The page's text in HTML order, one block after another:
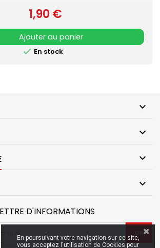
de mastication...
Prix
1,90 €
Ajouter au panier
 En stock




D'INFORMATIONS
En poursuivant votre navigation sur ce site,
vous acceptez l'utilisation de Cookies pour